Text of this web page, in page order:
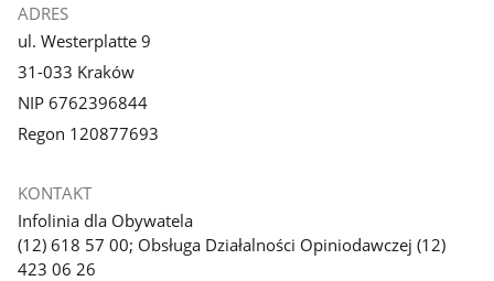
ADRES
ul. Westerplatte 9
31-033 Kraków
NIP 6762396844
Regon 120877693
KONTAKT
Infolinia dla Obywatela
(12) 618 57 00; Obsługa Działalności Opiniodawczej (12)
423 06 26